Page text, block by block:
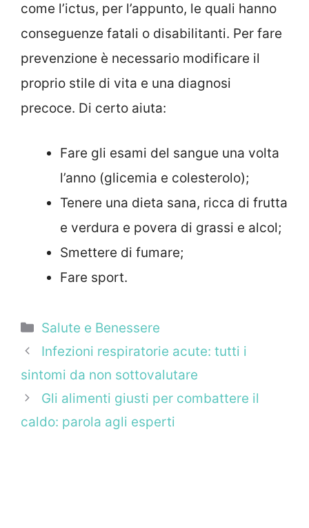
come l’ictus, per l’appunto, le quali hanno
conseguenze fatali o disabilitanti. Per fare
prevenzione è necessario modificare il
proprio stile di vita e una diagnosi
precoce. Di certo aiuta:
Fare gli esami del sangue una volta
l’anno (glicemia e colesterolo);
Tenere una dieta sana, ricca di frutta
e verdura e povera di grassi e alcol;
Smettere di fumare;
Fare sport.
Categorie
Salute e Benessere
Infezioni respiratorie acute: tutti i
sintomi da non sottovalutare
Gli alimenti giusti per combattere il
caldo: parola agli esperti